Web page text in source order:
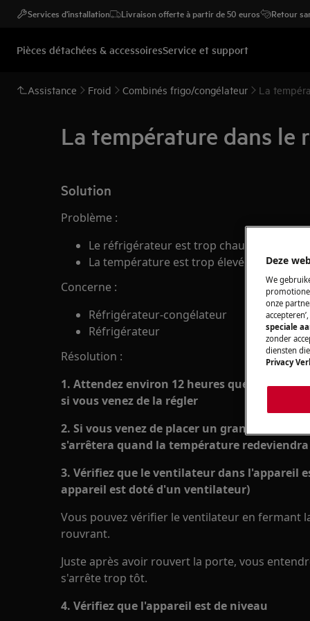
Services d'installation Livraison offerte à partir de 50 euros Retour
Pièces détachées & accessoiresService et support
Assistance Froid Combinés frigo/congélateur La
La température dans
Solution
Problème :
Le réfrigérateur est trop chaud
La température est trop élevée dans le
Concerne :
Réfrigérateur-congélateur
Réfrigérateur
Résolution :
1. Attendez environ 12 heures que
si vous venez de la régler
2. Si vous venez de placer un grand nombre
s'arrêtera quand la température
3. Vérifiez que le ventilateur dans l'appareil
appareil est doté d'un ventilateur)
Vous pouvez vérifier le ventilateur en fermant
rouvrant.
Juste après avoir rouvert la porte, vous
s'arrête trop tôt.
4. Vérifiez que l'appareil est de niveau
Deze
We
onze
speciale
zonder
diensten
Privacy